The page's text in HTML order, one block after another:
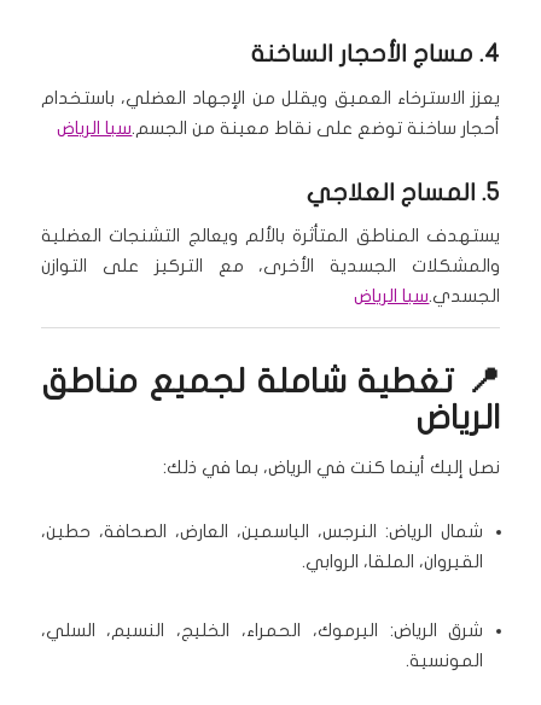
4. مساج الأحجار الساخنة
يعزز الاسترخاء العميق ويقلل من الإجهاد العضلي، باستخدام
أحجار ساخنة توضع على نقاط معينة من الجسم.سبا الرياض
5. المساج العلاجي
يستهدف المناطق المتأثرة بالألم ويعالج التشنجات العضلية
والمشكلات الجسدية الأخرى، مع التركيز على التوازن
الجسدي.سبا الرياض
📍 تغطية شاملة لجميع مناطق
الرياض
نصل إليك أينما كنت في الرياض، بما في ذلك:
شمال الرياض: النرجس، الياسمين، العارض، الصحافة، حطين،
القيروان، الملقا، الروابي.
شرق الرياض: اليرموك، الحمراء، الخليج، النسيم، السلي،
المونسية.